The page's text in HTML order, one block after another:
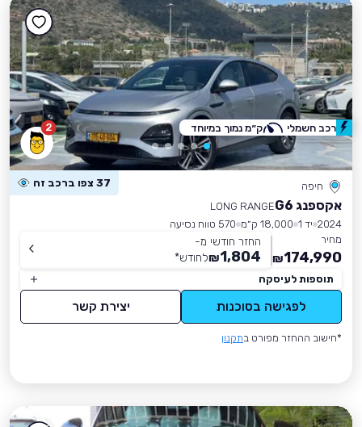
2
חיפה 37 צפו ברכב זה
אקספנג G6
LONG RANGE
2024 יד 1 18,000 ק״מ
570 טווח נסיעה
מחיר
174,990
₪
החזר חודשי מ-
1,804
₪לחודש*
תוספות לעיסקה
לפגישה בסוכנות יצירת קשר
*חישוב ההחזר מפורט בתקנון
רכב חשמלי ק״מ נמוך במיוחד